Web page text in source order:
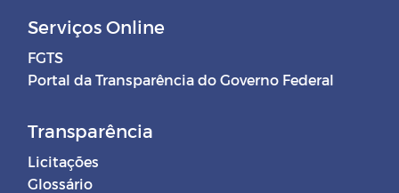
Serviços Online
FGTS
Portal da Transparência do Governo Federal
Transparência
Licitações
Glossário